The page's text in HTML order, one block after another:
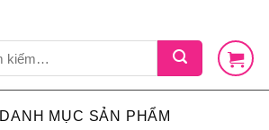
DANH MỤC SẢN PHẨM